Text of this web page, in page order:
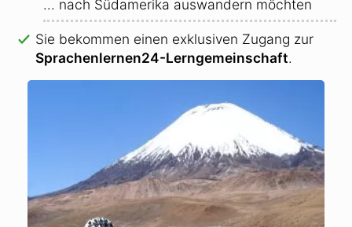
... nach Südamerika auswandern möchten
Sie bekommen einen exklusiven Zugang zur
Sprachenlernen24-Lerngemeinschaft.